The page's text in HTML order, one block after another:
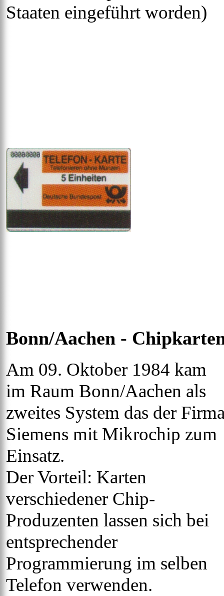
Staaten eingeführt worden)
Bonn/Aachen -
Am 09. Oktober 1984 kam
im Raum Bonn/Aachen als
zweites System das der
Siemens mit Mikrochip zum
Einsatz.
Der Vorteil: Karten
verschiedener Chip-
Produzenten lassen sich bei
entsprechender
Programmierung im selben
Telefon verwenden.